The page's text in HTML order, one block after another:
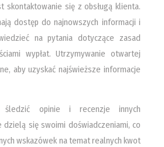
skontaktowanie się z obsługą klienta.
dostęp do najnowszych informacji i
na pytania dotyczące zasad
wypłat. Utrzymywanie otwartej
aby uzyskać najświeższe informacje
opinie i recenzje innych
dzielą się swoimi doświadczeniami, co
wskazówek na temat realnych kwot